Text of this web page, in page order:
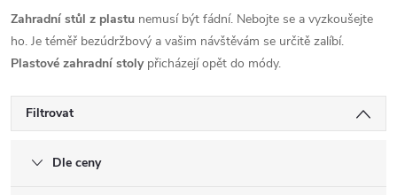
Zahradní stůl z plastu nemusí být fádní. Nebojte se a vyzkoušejte
ho. Je téměř bezúdržbový a vašim návštěvám se určitě zalíbí.
Plastové zahradní stolypřicházejí opět do módy.
Filtrovat
Dle ceny